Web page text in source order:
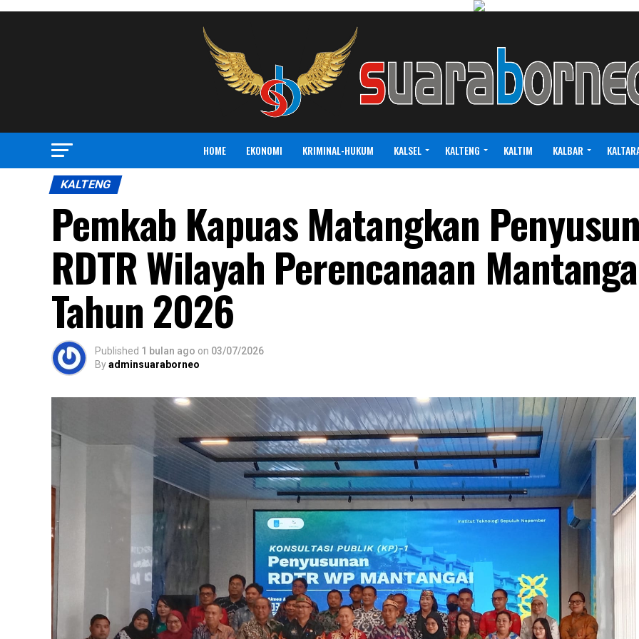
HOME EKONOMI KRIMINAL-HUKUM KALSEL KALTENG KALTIM KALBAR
KALTENG
Pemkab Kapuas Matangkan
RDTR Wilayah Perencanaan
Tahun 2026
Published 1 bulan ago on 03/07/2026
Byadminsuaraborneo